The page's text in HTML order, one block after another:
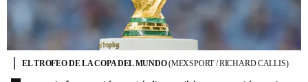
EL TROFEO DE LA COPA DEL MUNDO(MEXSPORT / RICHARD CALLIS)